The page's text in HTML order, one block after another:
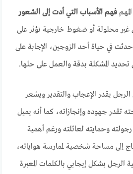
فهم الأسباب التي أدت إلى الشعور
محلولة أو ضغوط خارجية تؤثر على
في حياة أحد الزوجين، الإجابة على
المشكلة بدقة والعمل على حلها.
الرجل يقدر الإعجاب والتقدير ويشعر
تقدر جهوده وإنجازاته، كما أنه يميل
وحمايته لعائلته ورغم أهمية
إلى مساحة شخصية لممارسة هواياته،
الرجل بشكل إيجابي بالكلمات المعبرة